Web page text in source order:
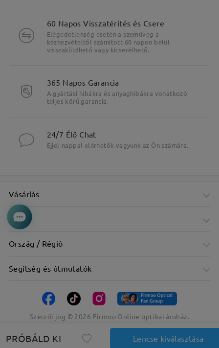
PRÓBÁLD KI Lencse kiválasztása
60 Napos Visszatérítés és Csere
Elégedetlenség esetén a szemüveg a
kézhezvételtől számított 60 napon belül
visszaküldhető vagy kicserélhető.
365 Napos Garancia
A gyártási hibákra és anyaghibákra vonatkozó
teljes körű garancia.
24/7 Élő Chat
Éjjel-nappal elérhetők vagyunk az Ön számára.
Vásárlás
Cég
Ország / Régió
Segítség és útmutatók
Szerzői jog © 2026 Firmoo Online optikai áruház.